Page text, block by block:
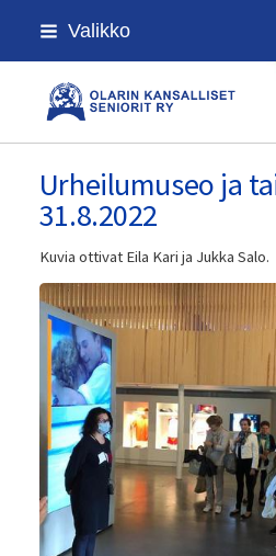
Siirry
sivun
Valikko
Olarin
Urheilumuseo ja
31.8.2022
Kuvia ottivat Eila Kari ja Jukka Salo.